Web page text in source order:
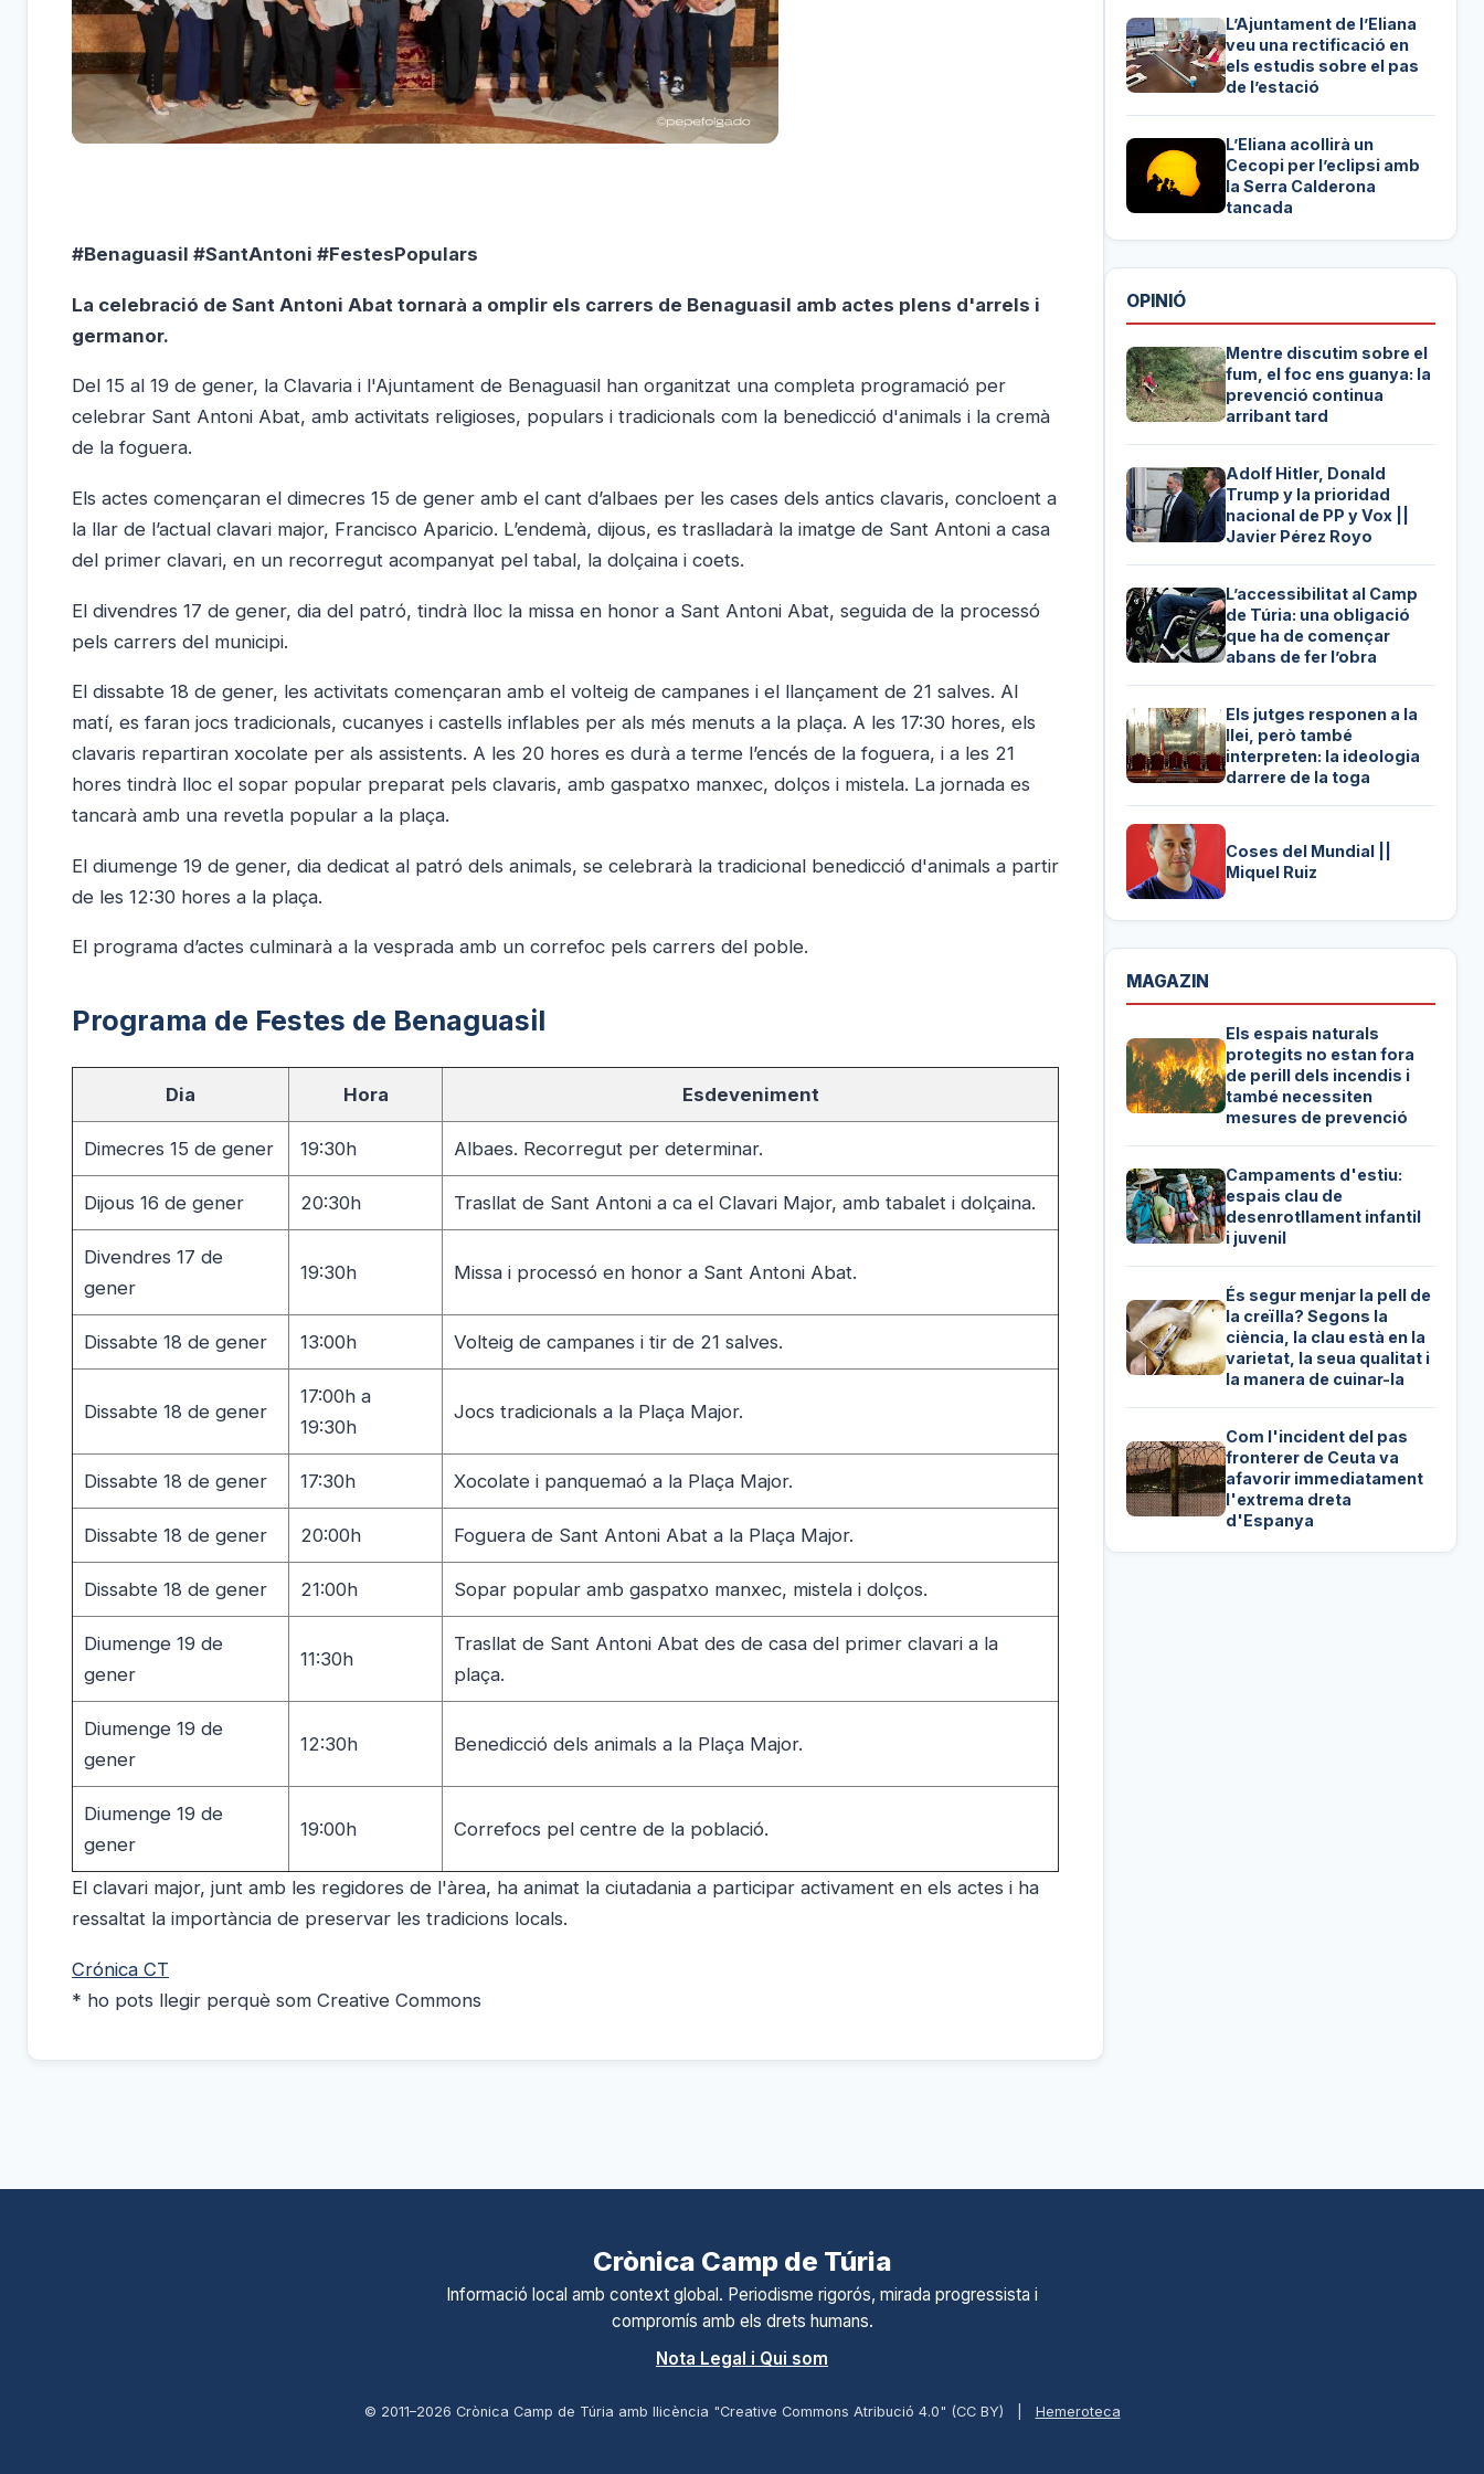
#Benaguasil #SantAntoni #FestesPopulars
La celebració de Sant Antoni Abat tornarà a omplir els carrers de Benaguasil amb actes plens d'arrels i
germanor.
Del 15 al 19 de gener, la Clavaria i l'Ajuntament de Benaguasil han organitzat una completa programació per
celebrar Sant Antoni Abat, amb activitats religioses, populars i tradicionals com la benedicció d'animals i la cremà
de la foguera.
Els actes començaran el dimecres 15 de gener amb el cant d’albaes per les cases dels antics clavaris, concloent a
la llar de l’actual clavari major, Francisco Aparicio. L’endemà, dijous, es traslladarà la imatge de Sant Antoni a casa
del primer clavari, en un recorregut acompanyat pel tabal, la dolçaina i coets.
El divendres 17 de gener, dia del patró, tindrà lloc la missa en honor a Sant Antoni Abat, seguida de la processó
pels carrers del municipi.
El dissabte 18 de gener, les activitats començaran amb el volteig de campanes i el llançament de 21 salves. Al
matí, es faran jocs tradicionals, cucanyes i castells inflables per als més menuts a la plaça. A les 17:30 hores, els
clavaris repartiran xocolate per als assistents. A les 20 hores es durà a terme l’encés de la foguera, i a les 21
hores tindrà lloc el sopar popular preparat pels clavaris, amb gaspatxo manxec, dolços i mistela. La jornada es
tancarà amb una revetla popular a la plaça.
El diumenge 19 de gener, dia dedicat al patró dels animals, se celebrarà la tradicional benedicció d'animals a partir
de les 12:30 hores a la plaça.
El programa d’actes culminarà a la vesprada amb un correfoc pels carrers del poble.
Programa de Festes de Benaguasil
Dia Hora Esdeveniment
Dimecres 15 de gener 19:30h Albaes. Recorregut per determinar.
Dijous 16 de gener 20:30h Trasllat de Sant Antoni a ca el Clavari Major, amb tabalet i dolçaina.
Divendres 17 de
gener
19:30h Missa i processó en honor a Sant Antoni Abat.
Dissabte 18 de gener 13:00h Volteig de campanes i tir de 21 salves.
Dissabte 18 de gener
17:00h a
19:30h
Jocs tradicionals a la Plaça Major.
Dissabte 18 de gener 17:30h Xocolate i panquemaó a la Plaça Major.
Dissabte 18 de gener 20:00h Foguera de Sant Antoni Abat a la Plaça Major.
Dissabte 18 de gener 21:00h Sopar popular amb gaspatxo manxec, mistela i dolços.
Diumenge 19 de
gener
11:30h
Trasllat de Sant Antoni Abat des de casa del primer clavari a la
plaça.
Diumenge 19 de
gener
12:30h Benedicció dels animals a la Plaça Major.
Diumenge 19 de
gener
19:00h Correfocs pel centre de la població.
El clavari major, junt amb les regidores de l'àrea, ha animat la ciutadania a participar activament en els actes i ha
ressaltat la importància de preservar les tradicions locals.
Crónica CT
* ho pots llegir perquè som Creative Commons
L’Ajuntament de l’Eliana
veu una rectificació en
els estudis sobre el pas
de l’estació
L’Eliana acollirà un
Cecopi per l’eclipsi amb
la Serra Calderona
tancada
OPINIÓ
Mentre discutim sobre el
fum, el foc ens guanya: la
prevenció continua
arribant tard
Adolf Hitler, Donald
Trump y la prioridad
nacional de PP y Vox ||
Javier Pérez Royo
L’accessibilitat al Camp
de Túria: una obligació
que ha de començar
abans de fer l’obra
Els jutges responen a la
llei, però també
interpreten: la ideologia
darrere de la toga
Coses del Mundial ||
Miquel Ruiz
MAGAZIN
Els espais naturals
protegits no estan fora
de perill dels incendis i
també necessiten
mesures de prevenció
Campaments d'estiu:
espais clau de
desenrotllament infantil
i juvenil
És segur menjar la pell de
la creïlla? Segons la
ciència, la clau està en la
varietat, la seua qualitat i
la manera de cuinar-la
Com l'incident del pas
fronterer de Ceuta va
afavorir immediatament
l'extrema dreta
d'Espanya
Crònica Camp de Túria
Informació local amb context global. Periodisme rigorós, mirada progressista i
compromís amb els drets humans.
Nota Legal i Qui som
© 2011–2026 Crònica Camp de Túria amb llicència "Creative Commons Atribució 4.0" (CC BY) Hemeroteca